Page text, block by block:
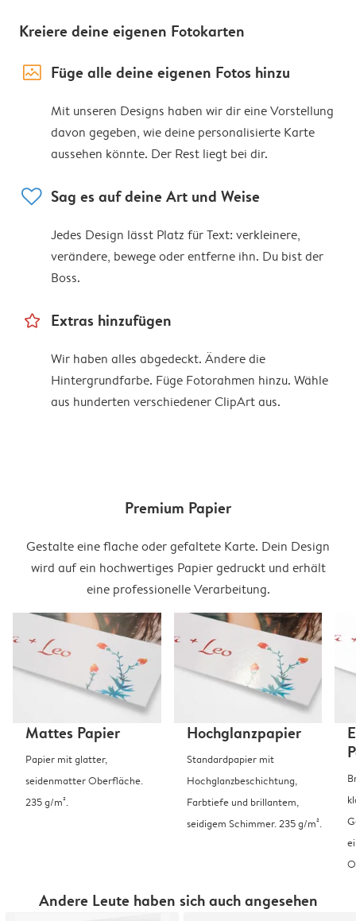
Kreiere deine eigenen Fotokarten
image_placeholder Füge alle deine eigenen Fotos hinzu
Mit unseren Designs haben wir dir eine Vorstellung
davon gegeben, wie deine personalisierte Karte
aussehen könnte. Der Rest liegt bei dir.
heart Sag es auf deine Art und Weise
Jedes Design lässt Platz für Text: verkleinere,
verändere, bewege oder entferne ihn. Du bist der
Boss.
star_outline Extras hinzufügen
Wir haben alles abgedeckt. Ändere die
Hintergrundfarbe. Füge Fotorahmen hinzu. Wähle
aus hunderten verschiedener ClipArt aus.
Premium Papier
Gestalte eine flache oder gefaltete Karte. Dein Design
wird auf ein hochwertiges Papier gedruckt und erhält
eine professionelle Verarbeitung.
Mattes Papier
Papier mit glatter,
seidenmatter Oberfläche.
235 g/m².
Hochglanzpapier
Standardpapier mit
Hochglanzbeschichtung,
Farbtiefe und brillantem,
seidigem Schimmer. 235 g/m².
Andere Leute haben sich auch angesehen